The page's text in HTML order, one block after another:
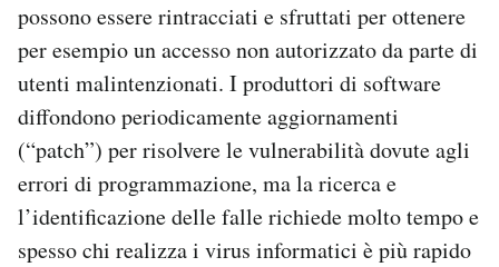
possono essere rintracciati e sfruttati per ottenere
per esempio un accesso non autorizzato da parte di
utenti malintenzionati. I produttori di software
diffondono periodicamente aggiornamenti
(“patch”) per risolvere le vulnerabilità dovute agli
errori di programmazione, ma la ricerca e
l’identificazione delle falle richiede molto tempo e
spesso chi realizza i virus informatici è più rapido